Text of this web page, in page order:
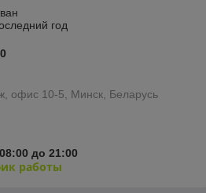
год
офис 10-5, Минск, Беларусь
до 21:00
работы